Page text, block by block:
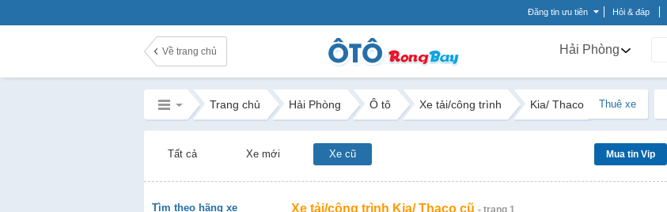
Đăng tin ưu tiên Hỏi & đáp
Về trang chủ Hải Phòng
Trang chủ Hải Phòng Ô tô Xe tải/công trình Kia/ Thaco Thuê xe
Tất cả Xe mới Xe cũ Mua tin Vip
Tìm theo hãng xe Xe tải/công trình Kia/ Thaco cũ - trang 1